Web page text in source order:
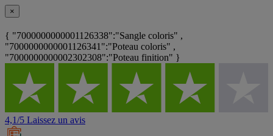
×
{ "7000000000001126338":"Sangle coloris" ,
"7000000000001126341":"Poteau coloris" ,
"7000000000002302308":"Poteau finition" }
4,1/5 Laissez un avis